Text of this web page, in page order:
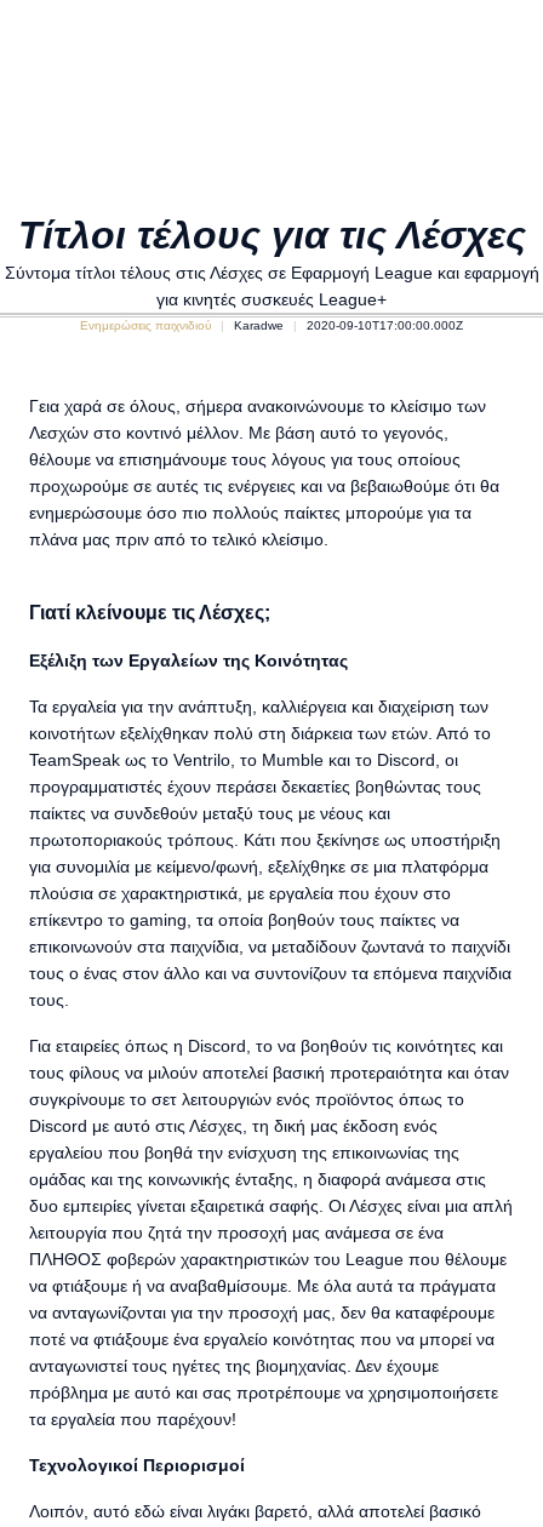
Τίτλοι τέλους για τις Λέσχες
Σύντομα τίτλοι τέλους στις Λέσχες σε Εφαρμογή League και εφαρμογή
για κινητές συσκευές League+
Ενημερώσεις παιχνιδιού Karadwe 2020-09-10T17:00:00.000Z
Γεια χαρά σε όλους, σήμερα ανακοινώνουμε το κλείσιμο των
Λεσχών στο κοντινό μέλλον. Με βάση αυτό το γεγονός,
θέλουμε να επισημάνουμε τους λόγους για τους οποίους
προχωρούμε σε αυτές τις ενέργειες και να βεβαιωθούμε ότι θα
ενημερώσουμε όσο πιο πολλούς παίκτες μπορούμε για τα
πλάνα μας πριν από το τελικό κλείσιμο.
Γιατί κλείνουμε τις Λέσχες;
Εξέλιξη των Εργαλείων της Κοινότητας
Τα εργαλεία για την ανάπτυξη, καλλιέργεια και διαχείριση των
κοινοτήτων εξελίχθηκαν πολύ στη διάρκεια των ετών. Από το
TeamSpeak ως το Ventrilo, το Mumble και το Discord, οι
προγραμματιστές έχουν περάσει δεκαετίες βοηθώντας τους
παίκτες να συνδεθούν μεταξύ τους με νέους και
πρωτοποριακούς τρόπους. Κάτι που ξεκίνησε ως υποστήριξη
για συνομιλία με κείμενο/φωνή, εξελίχθηκε σε μια πλατφόρμα
πλούσια σε χαρακτηριστικά, με εργαλεία που έχουν στο
επίκεντρο το gaming, τα οποία βοηθούν τους παίκτες να
επικοινωνούν στα παιχνίδια, να μεταδίδουν ζωντανά το παιχνίδι
τους ο ένας στον άλλο και να συντονίζουν τα επόμενα παιχνίδια
τους.
Για εταιρείες όπως η Discord, το να βοηθούν τις κοινότητες και
τους φίλους να μιλούν αποτελεί βασική προτεραιότητα και όταν
συγκρίνουμε το σετ λειτουργιών ενός προϊόντος όπως το
Discord με αυτό στις Λέσχες, τη δική μας έκδοση ενός
εργαλείου που βοηθά την ενίσχυση της επικοινωνίας της
ομάδας και της κοινωνικής ένταξης, η διαφορά ανάμεσα στις
δυο εμπειρίες γίνεται εξαιρετικά σαφής. Οι Λέσχες είναι μια απλή
λειτουργία που ζητά την προσοχή μας ανάμεσα σε ένα
ΠΛΗΘΟΣ φοβερών χαρακτηριστικών του League που θέλουμε
να φτιάξουμε ή να αναβαθμίσουμε. Με όλα αυτά τα πράγματα
να ανταγωνίζονται για την προσοχή μας, δεν θα καταφέρουμε
ποτέ να φτιάξουμε ένα εργαλείο κοινότητας που να μπορεί να
ανταγωνιστεί τους ηγέτες της βιομηχανίας. Δεν έχουμε
πρόβλημα με αυτό και σας προτρέπουμε να χρησιμοποιήσετε
τα εργαλεία που παρέχουν!
Τεχνολογικοί Περιορισμοί
Λοιπόν, αυτό εδώ είναι λιγάκι βαρετό, αλλά αποτελεί βασικό